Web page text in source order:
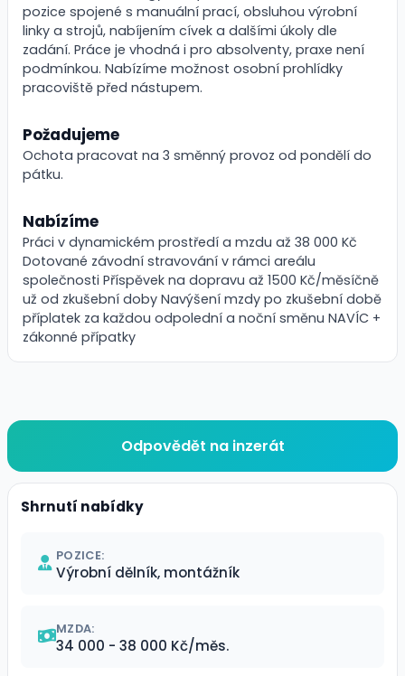
pozice spojené s manuální prací, obsluhou výrobní
linky a strojů, nabíjením cívek a dalšími úkoly dle
zadání. Práce je vhodná i pro absolventy, praxe není
podmínkou. Nabízíme možnost osobní prohlídky
pracoviště před nástupem.
Požadujeme
Ochota pracovat na 3 směnný provoz od pondělí do
pátku.
Nabízíme
Práci v dynamickém prostředí a mzdu až 38 000 Kč
Dotované závodní stravování v rámci areálu
společnosti Příspěvek na dopravu až 1500 Kč/měsíčně
už od zkušební doby Navýšení mzdy po zkušební době
příplatek za každou odpolední a noční směnu NAVÍC +
zákonné přípatky
Odpovědět na inzerát
Shrnutí nabídky
POZICE:
Výrobní dělník, montážník
MZDA:
34 000 - 38 000 Kč/měs.